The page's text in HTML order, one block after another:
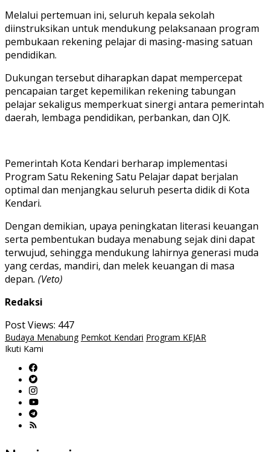
Melalui pertemuan ini, seluruh kepala sekolah
diinstruksikan untuk mendukung pelaksanaan program
pembukaan rekening pelajar di masing-masing satuan
pendidikan.
Dukungan tersebut diharapkan dapat mempercepat
pencapaian target kepemilikan rekening tabungan
pelajar sekaligus memperkuat sinergi antara pemerintah
daerah, lembaga pendidikan, perbankan, dan OJK.
Pemerintah Kota Kendari berharap implementasi
Program Satu Rekening Satu Pelajar dapat berjalan
optimal dan menjangkau seluruh peserta didik di Kota
Kendari.
Dengan demikian, upaya peningkatan literasi keuangan
serta pembentukan budaya menabung sejak dini dapat
terwujud, sehingga mendukung lahirnya generasi muda
yang cerdas, mandiri, dan melek keuangan di masa
depan. (Veto)
Redaksi
Post Views: 447
Budaya Menabung Pemkot Kendari Program KEJAR
Ikuti Kami